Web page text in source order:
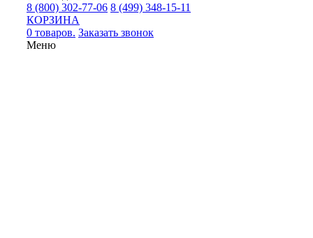
8 (800) 302-77-06 8 (499) 348-15-11
КОРЗИНА
0 товаров. Заказать звонок
Меню